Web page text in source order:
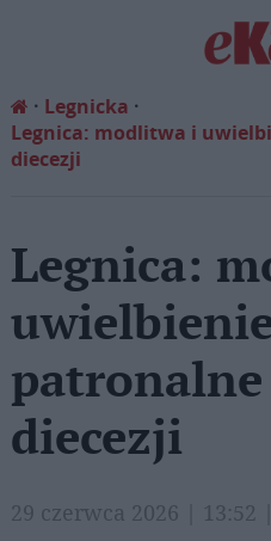
Legnicka
Legnica: modlitwa i
diecezji
Legnica:
diecezji
29 czerwca 2026 |